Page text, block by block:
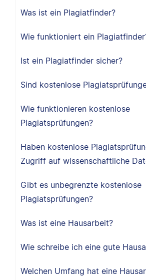
Was ist ein Plagiatfinder?
Wie funktioniert ein
Ist ein Plagiatfinder sicher?
Sind kostenlose
Wie funktionieren kostenlose
Plagiatsprüfungen?
Haben kostenlose
Zugriff auf wissenschaftliche
Gibt es unbegrenzte kostenlose
Plagiatsprüfungen?
Was ist eine Hausarbeit?
Wie schreibe ich eine gute
Welchen Umfang hat eine